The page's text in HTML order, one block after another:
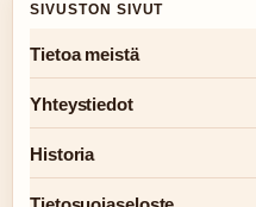
SIVUSTON SIVUT
Tietoa meistä
Yhteystiedot
Historia